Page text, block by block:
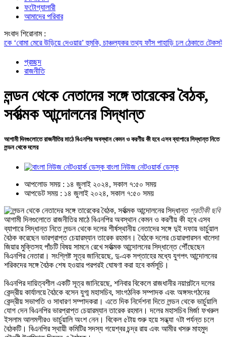
ফটোগ্যালারী
আমাদের পরিবার
সংবাদ শিরোনাম :
মেরে উড়িয়ে দেওয়ার’ হুমকি, চাঞ্চল্যকর তথ্য ফাঁসপাহাড়ি ঢল ঠেকাতে টেকসই বেড়িবাঁধ
প্রচ্ছদ
রাজনীতি
লন্ডন থেকে নেতাদের সঙ্গে তারেকের বৈঠক,
সর্বাত্মক আন্দোলনের সিদ্ধান্ত
আগামী দিনগুলোতে রাজনীতির মাঠে বিএনপির অবস্থান কেমন ও করণীয় কী হবে এসব ব্যাপারে সিদ্ধান্ত নিতে
লন্ডন থেকে দলের
বাংলা নিউজ নেটওয়ার্ক ডেস্ক
আপলোড সময় : ১৪ জুলাই ২০২৪, সকাল ৭:৫০ সময়
আপডেট সময় : ১৪ জুলাই ২০২৪, সকাল ৭:৫০ সময়
প্রতীকী ছবি
আগামী দিনগুলোতে রাজনীতির মাঠে বিএনপির অবস্থান কেমন ও করণীয় কী হবে এসব
ব্যাপারে সিদ্ধান্ত নিতে লন্ডন থেকে দলের শীর্ষস্থানীয় নেতাদের সঙ্গে দুই দফায় ভার্চুয়াল
বৈঠক করেছেন ভারপ্রাপ্ত চেয়ারম্যান তারেক রহমান। বৈঠকে দলের চেয়ারপারসন খালেদা
জিয়ার মুক্তিসহ পাঁচটি বিষয় সামনে রেখে সর্বাত্মক আন্দোলনের সিদ্ধান্তে পৌঁছেছেন
বিএনপির নেতারা। সংশ্লিষ্ট সূত্র জানিয়েছে, দু-এক সপ্তাহের মধ্যে যুগপৎ আন্দোলনের
শরিকদের সঙ্গে বৈঠক শেষ হওয়ার পরপরই ঘোষণা করা হবে কর্মসূচি।
বিএনপির দায়িত্বশীল একটি সূত্র জানিয়েছে, শনিবার বিকেলে রাজধানীর নয়াপল্টনে দলের
কেন্দ্রীয় কার্যালয়ে বৈঠকে বসেন যুগ্ম মহাসচিব, সাংগঠনিক সম্পাদক এবং অঙ্গসংগঠনের
কেন্দ্রীয় সভাপতি ও সাধারণ সম্পাদকরা। এতে দিক নির্দেশনা দিতে লন্ডন থেকে ভার্চুয়ালি
যোগ দেন বিএনপির ভারপ্রাপ্ত চেয়ারম্যান তারেক রহমান। দলের মহাসচিব মির্জা ফখরুল
ইসলাম আলমগীরও ভার্চুয়ালি অংশ নেন। বিকেল ৫টায় শুরু হয়ে সন্ধ্যা ৭টা পর্যন্ত চলে
বৈঠকটি। বিএনপির স্থায়ী কমিটির সদস্য গয়েশ্বর চন্দ্র রায় এবং আমীর খসরু মাহমুদ